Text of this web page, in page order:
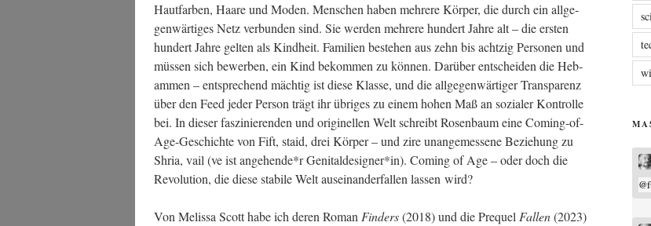
Haut­far­ben, Haa­re und Moden. Men­schen haben meh­re­re Kör­per, die durch ein all­ge­
gen­wär­ti­ges Netz ver­bun­den sind. Sie wer­den meh­re­re hun­dert Jah­re alt – die ers­ten
hun­dert Jah­re gel­ten als Kind­heit. Fami­li­en bestehen aus zehn bis acht­zig Per­so­nen und
müs­sen sich bewer­ben, ein Kind bekom­men zu kön­nen. Dar­über ent­schei­den die Heb­
am­men – ent­spre­chend mäch­tig ist die­se Klas­se, und die all­ge­gen­wär­ti­ger Trans­pa­renz
über den Feed jeder Per­son trägt ihr übri­ges zu einem hohen Maß an sozia­ler Kon­trol­le
bei. In die­ser fas­zi­nie­ren­den und ori­gi­nel­len Welt schreibt Rosen­baum eine Coming-of-
Age-Geschich­te von Fift, staid, drei Kör­per – und zire unan­ge­mes­se­ne Bezie­hung zu
Shria, vail (ve ist angehende*r Genitaldesigner*in). Coming of Age – oder doch die
Revo­lu­ti­on, die die­se sta­bi­le Welt aus­ein­an­der­fal­len las­sen wird?
Von Melis­sa Scott habe ich deren Roman Fin­ders(2018) und die Pre­quel Fal­len(2023)
@